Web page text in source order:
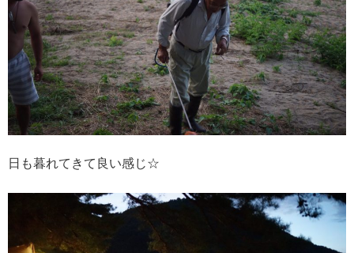
日も暮れてきて良い感じ☆